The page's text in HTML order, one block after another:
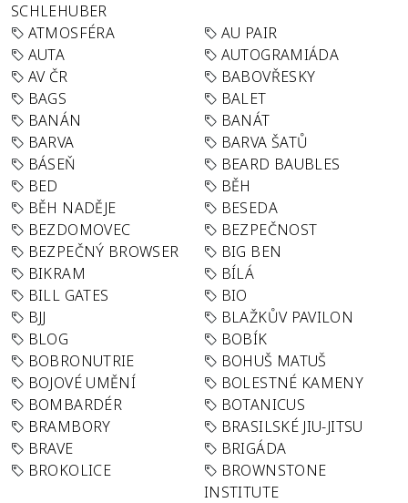
SCHLEHUBER
ATMOSFÉRA
AU PAIR
AUTA
AUTOGRAMIÁDA
AV ČR
BABOVŘESKY
BAGS
BALET
BANÁN
BANÁT
BARVA
BARVA ŠATŮ
BÁSEŇ
BEARD BAUBLES
BED
BĚH
BĚH NADĚJE
BESEDA
BEZDOMOVEC
BEZPEČNOST
BEZPEČNÝ BROWSER
BIG BEN
BIKRAM
BÍLÁ
BILL GATES
BIO
BJJ
BLAŽKŮV PAVILON
BLOG
BOBÍK
BOBRONUTRIE
BOHUŠ MATUŠ
BOJOVÉ UMĚNÍ
BOLESTNÉ KAMENY
BOMBARDÉR
BOTANICUS
BRAMBORY
BRASILSKÉ JIU-JITSU
BRAVE
BRIGÁDA
BROKOLICE
BROWNSTONE
INSTITUTE